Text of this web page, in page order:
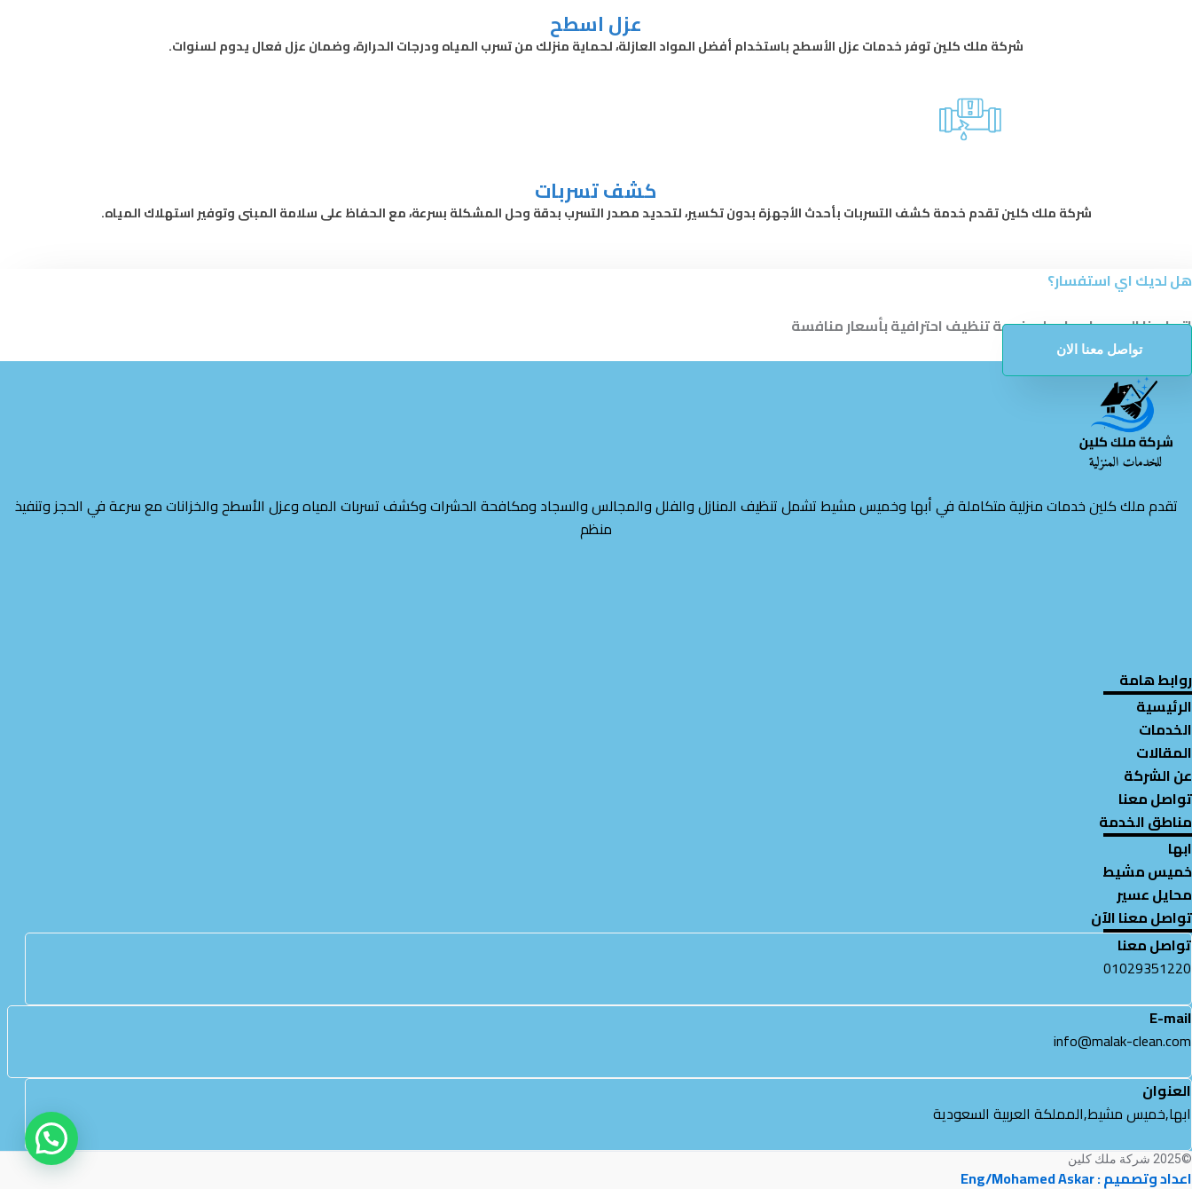
عزل اسطح
شركة ملك كلين توفر خدمات عزل الأسطح باستخدام أفضل المواد العازلة، لحماية منزلك من تسرب المياه ودرجات الحرارة، وضمان عزل فعال يدوم لسنوات.
كشف تسربات
شركة ملك كلين تقدم خدمة كشف التسربات بأحدث الأجهزة بدون تكسير، لتحديد مصدر التسرب بدقة وحل المشكلة بسرعة، مع الحفاظ على سلامة المبنى وتوفير استهلاك المياه.
هل لديك اي استفسار؟
اتصل بنا اليوم واحصل على خدمة تنظيف احترافية بأسعار منافسة
تواصل معنا الان
تقدم ملك كلين خدمات منزلية متكاملة في أبها وخميس مشيط تشمل تنظيف المنازل والفلل والمجالس والسجاد ومكافحة الحشرات وكشف تسربات المياه وعزل الأسطح والخزانات مع سرعة في الحجز وتنفيذ
منظم
روابط هامة
الرئيسية
الخدمات
المقالات
عن الشركة
تواصل معنا
مناطق الخدمة
ابها
خميس مشيط
محايل عسير
تواصل معنا الآن
تواصل معنا
01029351220
E-mail
info@malak-clean.com
العنوان
ابها,خميس مشيط,المملكة العربية السعودية
©2025 شركة ملك كلين
اعداد وتصميم : Eng/Mohamed Askar